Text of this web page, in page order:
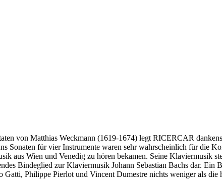
von Matthias Weckmann (1619-1674) legt RICERCAR
Sonaten für vier Instrumente waren sehr wahrscheinlich für die
aus Wien und Venedig zu hören bekamen. Seine Klaviermusik
Bindeglied zur Klaviermusik Johann Sebastian Bachs dar.
Philippe Pierlot und Vincent Dumestre nichts weniger als